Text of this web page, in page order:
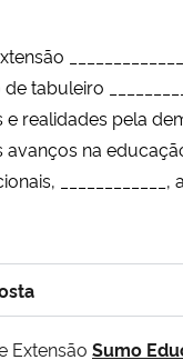
tabuleiro
realidades pela
na
____________,
Extensão Sumo